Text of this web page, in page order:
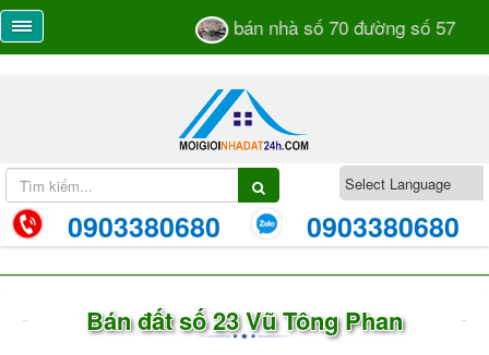
bán nhà số 70 đường số 57
0903380680 0903380680
Bán đất số 23 Vũ Tông Phan